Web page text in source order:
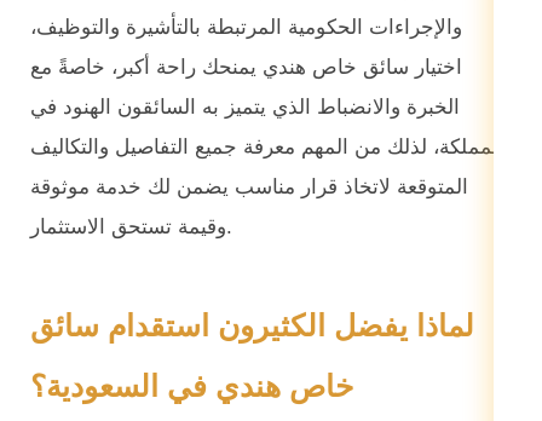
والإجراءات الحكومية المرتبطة بالتأشيرة والتوظيف،
اختيار سائق خاص هندي يمنحك راحة أكبر، خاصةً مع
الخبرة والانضباط الذي يتميز به السائقون الهنود في
المملكة، لذلك من المهم معرفة جميع التفاصيل والتكاليف
المتوقعة لاتخاذ قرار مناسب يضمن لك خدمة موثوقة
وقيمة تستحق الاستثمار.
لماذا يفضل الكثيرون استقدام سائق
خاص هندي في السعودية؟